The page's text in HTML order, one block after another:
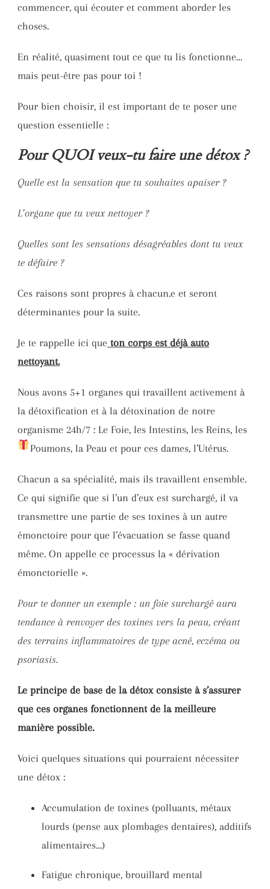
commencer, qui écouter et comment aborder les
choses.
En réalité, quasiment tout ce que tu lis fonctionne…
mais peut-être pas pour toi !
Pour bien choisir, il est important de te poser une
question essentielle :
Pour QUOI veux-tu faire une détox ?
Quelle est la sensation que tu souhaites apaiser ?
L’organe que tu veux nettoyer ?
Quelles sont les sensations désagréables dont tu veux
te défaire ?
Ces raisons sont propres à chacun.e et seront
déterminantes pour la suite.
Je te rappelle ici que ton corps est déjà auto
nettoyant.
Nous avons 5+1 organes qui travaillent activement à
la détoxification et à la détoxination de notre
organisme 24h/7 : Le Foie, les Intestins, les Reins, les
Poumons, la Peau et pour ces dames, l’Utérus.
Chacun a sa spécialité, mais ils travaillent ensemble.
Ce qui signifie que si l’un d’eux est surchargé, il va
transmettre une partie de ses toxines à un autre
émonctoire pour que l’évacuation se fasse quand
même. On appelle ce processus la « dérivation
émonctorielle ».
Pour te donner un exemple : un foie surchargé aura
tendance à renvoyer des toxines vers la peau, créant
des terrains inflammatoires de type acné, eczéma ou
psoriasis.
Le principe de base de la détox consiste à s’assurer
que ces organes fonctionnent de la meilleure
manière possible.
Voici quelques situations qui pourraient nécessiter
une détox :
Accumulation de toxines (polluants, métaux
lourds (pense aux plombages dentaires), additifs
alimentaires…)
Fatigue chronique, brouillard mental